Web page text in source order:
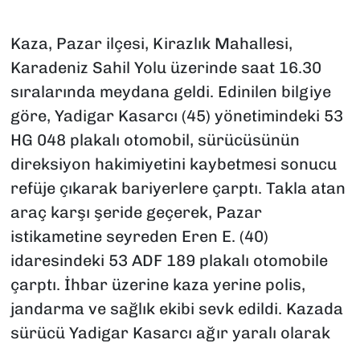
Kaza, Pazar ilçesi, Kirazlık Mahallesi,
Karadeniz Sahil Yolu üzerinde saat 16.30
sıralarında meydana geldi. Edinilen bilgiye
göre, Yadigar Kasarcı (45) yönetimindeki 53
HG 048 plakalı otomobil, sürücüsünün
direksiyon hakimiyetini kaybetmesi sonucu
refüje çıkarak bariyerlere çarptı. Takla atan
araç karşı şeride geçerek, Pazar
istikametine seyreden Eren E. (40)
idaresindeki 53 ADF 189 plakalı otomobile
çarptı. İhbar üzerine kaza yerine polis,
jandarma ve sağlık ekibi sevk edildi. Kazada
sürücü Yadigar Kasarcı ağır yaralı olarak